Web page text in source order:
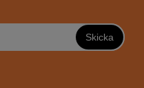
Skicka